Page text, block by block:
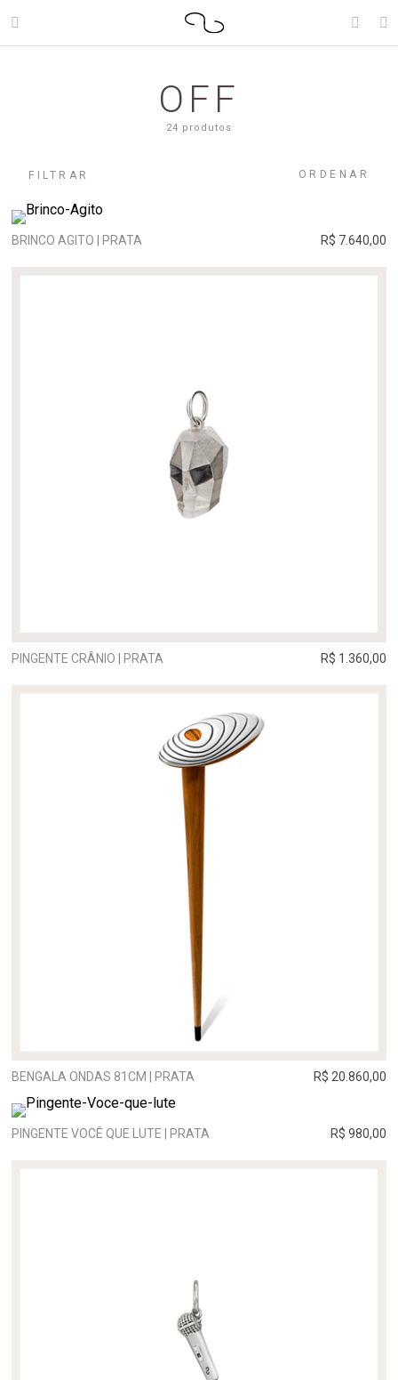
OFF
24 produtos
FILTRAR ORDENAR
BRINCO AGITO | PRATA R$ 7.640,00
PINGENTE CRÂNIO | PRATA R$ 1.360,00
BENGALA ONDAS 81CM | PRATA R$ 20.860,00
PINGENTE VOCÊ QUE LUTE | PRATA R$ 980,00